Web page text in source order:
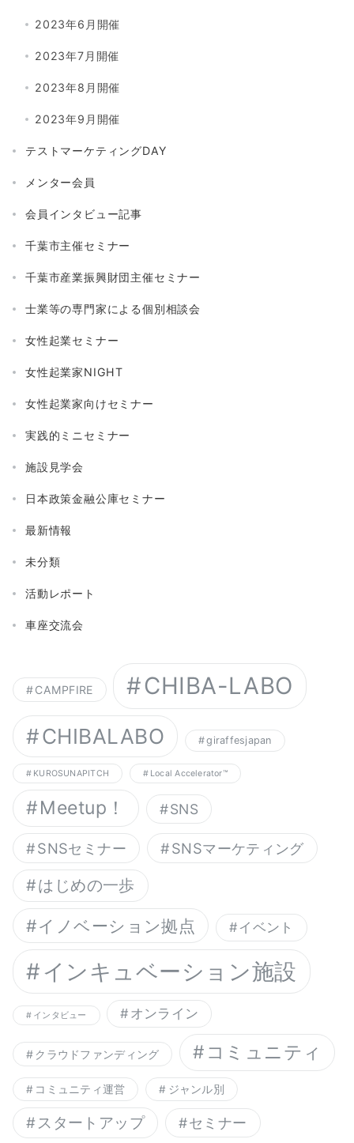
2023年6月開催
2023年7月開催
2023年8月開催
2023年9月開催
テストマーケティングDAY
メンター会員
会員インタビュー記事
千葉市主催セミナー
千葉市産業振興財団主催セミナー
士業等の専門家による個別相談会
女性起業セミナー
女性起業家NIGHT
女性起業家向けセミナー
実践的ミニセミナー
施設見学会
日本政策金融公庫セミナー
最新情報
未分類
活動レポート
車座交流会
CAMPFIRE CHIBA-LABO
CHIBALABO giraffesjapan
KUROSUNAPITCH Local Accelerator™︎
Meetup！ SNS
SNSセミナー SNSマーケティング
はじめの一歩
イノベーション拠点 イベント
インキュベーション施設
インタビュー オンライン
クラウドファンディング コミュニティ
コミュニティ運営 ジャンル別
スタートアップ セミナー